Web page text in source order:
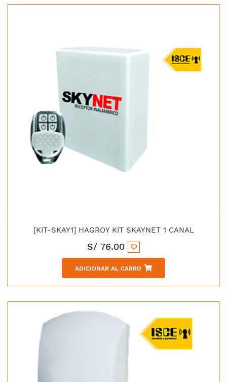
[KIT-SKAY1] HAGROY KIT SKAYNET 1 CANAL
S/ 76.00
ADICIONAR AL CARRO